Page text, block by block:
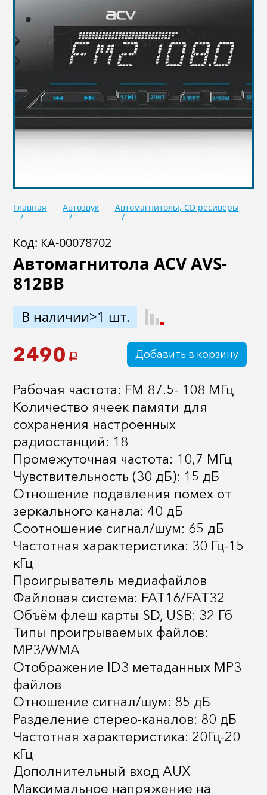
Масла
Крепеж колесный
Мототехника
Садовая техника
Инструмент
Лодки и моторы
Активный отдых
Электроинструмент
и оснастка
Главная Автозвук Автомагнитолы, CD ресиверы
Код: КА-00078702
Автомагнитола ACV AVS-
812BB
В наличии>1 шт.
2490 a Добавить в корзину
Рабочая частота: FM 87.5- 108 МГц
Количество ячеек памяти для
сохранения настроенных
радиостанций: 18
Промежуточная частота: 10,7 МГц
Чувствительность (30 дБ): 15 дБ
Отношение подавления помех от
зеркального канала: 40 дБ
Соотношение сигнал/шум: 65 дБ
Частотная характеристика: 30 Гц-15
кГц
Проигрыватель медиафайлов
Файловая система: FAT16/FAT32
Объём флеш карты SD, USB: 32 Гб
Типы проигрываемых файлов:
MP3/WMA
Отображение ID3 метаданных MP3
файлов
Отношение сигнал/шум: 85 дБ
Разделение стерео-каналов: 80 дБ
Частотная характеристика: 20Гц-20
кГц
Дополнительный вход AUX
Максимальное напряжение на